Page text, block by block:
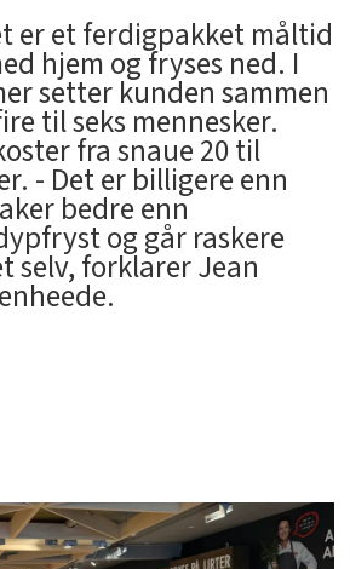
er et ferdigpakket måltid
hjem og fryses ned. I
setter kunden sammen
til seks mennesker.
fra snaue 20 til
- Det er billigere enn
bedre enn
og går raskere
selv, forklarer Jean